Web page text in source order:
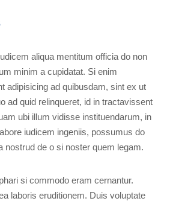
aliqua mentitum officia do non
minim a cupidatat. Si enim
adipisicing ad quibusdam, sint ex ut
ad quid relinqueret, id in tractavissent
ubi illum vidisse instituendarum, in
iudicem ingeniis, possumus do
nostrud de o si noster quem legam.
si commodo eram cernantur.
laboris eruditionem. Duis voluptate